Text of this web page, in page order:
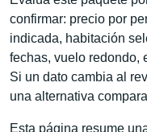
confirmar: precio por
indicada, habitación
fechas, vuelo redondo,
Si un dato cambia al
una alternativa
Esta página resume